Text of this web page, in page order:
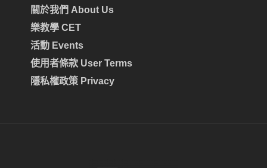
關於我們 About Us
樂教學 CET
活動 Events
使用者條款 User Terms
隱私權政策 Privacy